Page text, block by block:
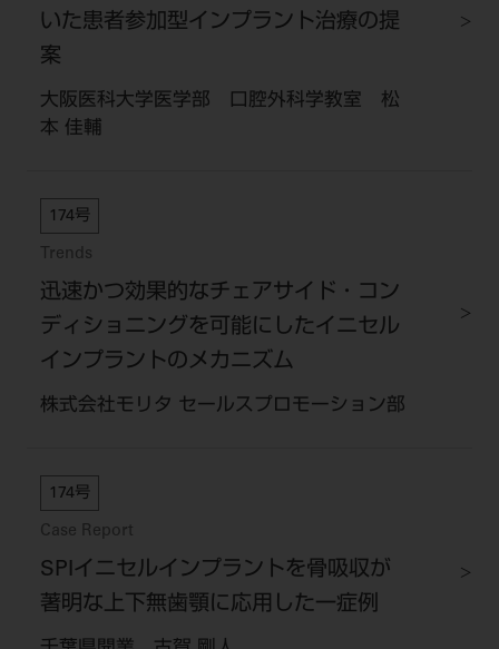
いた患者参加型インプラント治療の提
案
大阪医科大学医学部 口腔外科学教室 松
本 佳輔
174号
Trends
迅速かつ効果的なチェアサイド・コン
ディショニングを可能にしたイニセル
インプラントのメカニズム
株式会社モリタ セールスプロモーション部
174号
Case Report
SPIイニセルインプラントを骨吸収が
著明な上下無歯顎に応用した一症例